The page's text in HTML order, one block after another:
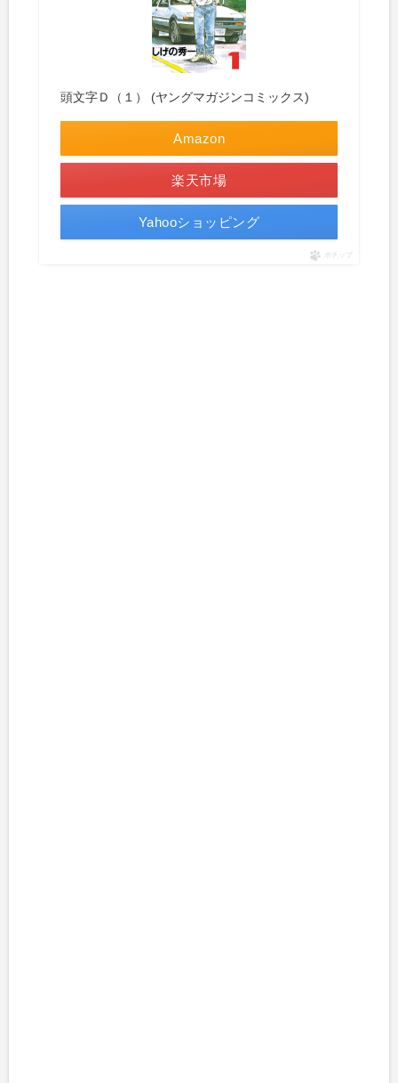
頭文字Ｄ（１） (ヤングマガジンコミックス)
Amazon
楽天市場
Yahooショッピング
ポチップ